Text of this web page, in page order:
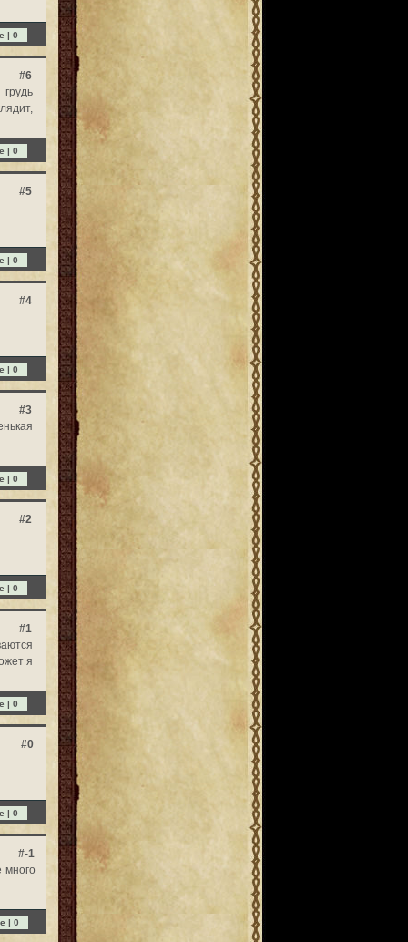
| 0
#6
| 0
#5
| 0
#4
| 0
#3
| 0
#2
| 0
#1
я
| 0
#0
|0
#-1
много
| 0